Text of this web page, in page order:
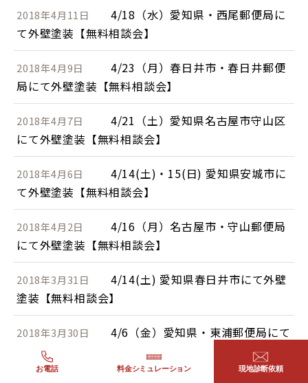
2018年4月11日
4/18（水）愛知県・西尾郵便局に
て外壁塗装【無料相談会】
2018年4月9日
4/23（月）春日井市・春日井郵便
局にて外壁塗装【無料相談会】
2018年4月7日
4/21（土）愛知県名古屋市守山区
にて外壁塗装【無料相談会】
2018年4月6日
4/14(土)・15(日) 愛知県安城市に
て外壁塗装【無料相談会】
2018年4月2日
4/16（月）名古屋市・守山郵便局
にて外壁塗装【無料相談会】
2018年3月31日
4/14(土) 愛知県春日井市にて外壁
塗装【無料相談会】
2018年3月30日
4/6（金）愛知県・東浦郵便局にて
外壁塗装【無料相談会】
お電話 料金シミュレーション 現地診断依頼